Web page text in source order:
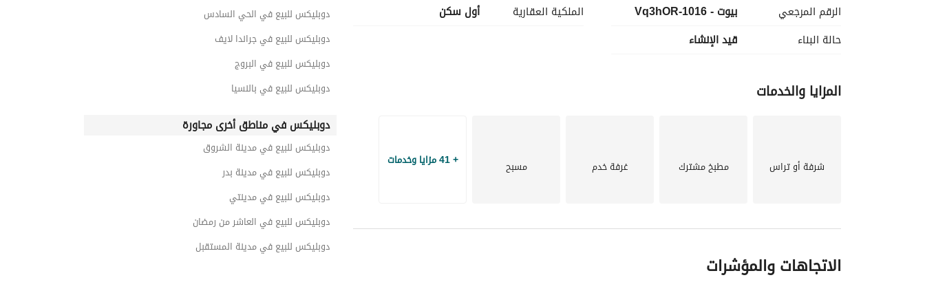
للتواصل فون \ واتساب ": عرض معلومات الاتصال
الرقم المرجعي
بيوت - 1016-Vq3hOR
حالة البناء
قيد الإنشاء
الملكية العقارية
أول سكن
المزايا والخدمات
شرفة أو تراس مطبخ مشترك غرفة خدم مسبح + 41 مزايا وخدمات
الاتجاهات والمؤشرات
دوبليكس للبيع في الحي السادس
دوبليكس للبيع في جراندا لايف
دوبليكس للبيع في البروج
دوبليكس للبيع في بالنسيا
دوبليكس في مناطق أخرى مجاورة
دوبليكس للبيع في مدينة الشروق
دوبليكس للبيع في مدينة بدر
دوبليكس للبيع في مدينتي
دوبليكس للبيع في العاشر من رمضان
دوبليكس للبيع في مدينة المستقبل